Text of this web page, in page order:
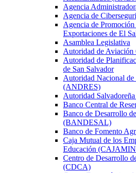
Agencia
Agencia de
Agencia de
Exportaciones de El
Asamblea Legislativa
Autoridad de
Autoridad de
de San Salvador
Autoridad Nacional de
(ANDRES)
Autoridad
Banco Central de
Banco de Desarrollo
(BANDESAL)
Banco de Fomento
Caja Mutual de los
Educación
Centro de Desarrollo
(CDCA)